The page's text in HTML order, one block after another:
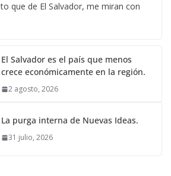
que de El Salvador, me miran con
El Salvador es el país que menos
crece económicamente en la región.
2 agosto, 2026
La purga interna de Nuevas Ideas.
31 julio, 2026